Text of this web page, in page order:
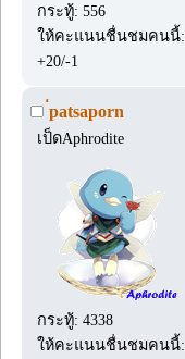
กระทู้: 556
ให้คะแนนชื่นชมคนนี้:
+20/-1
่patsaporn
เป็ดAphrodite
กระทู้: 4338
ให้คะแนนชื่นชมคนนี้: